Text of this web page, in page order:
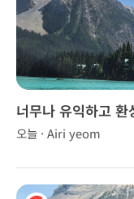
너무나 유익하고
오늘 · Airi yeom